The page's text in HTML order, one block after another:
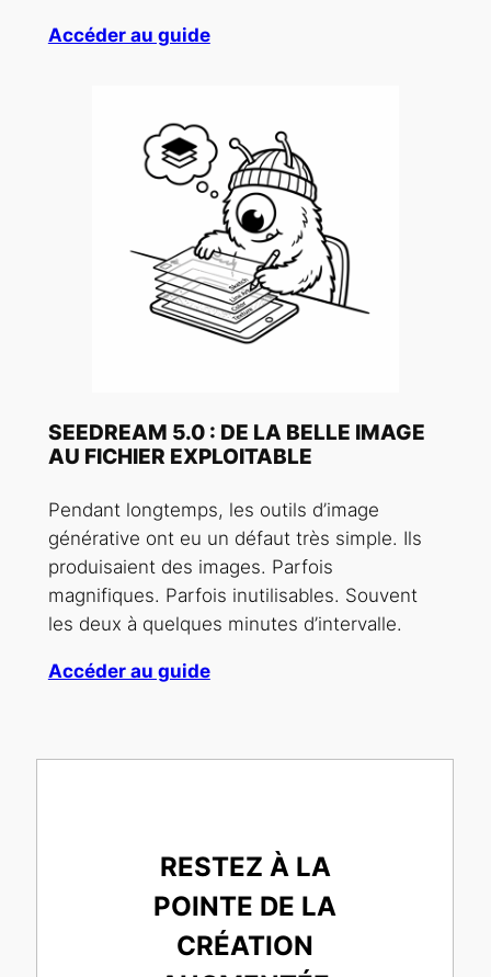
Accéder au guide
SEEDREAM 5.0 : DE LA BELLE IMAGE
AU FICHIER EXPLOITABLE
Pendant longtemps, les outils d’image
générative ont eu un défaut très simple. Ils
produisaient des images. Parfois
magnifiques. Parfois inutilisables. Souvent
les deux à quelques minutes d’intervalle.
Accéder au guide